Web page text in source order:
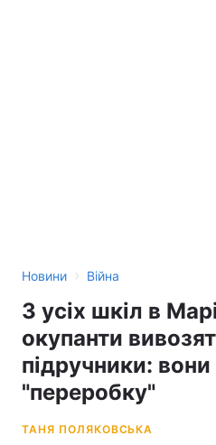
Новини › Війна
З усіх шкіл в
окупанти
підручники: вони
"переробку"
ТАНЯ ПОЛЯКОВСЬКА